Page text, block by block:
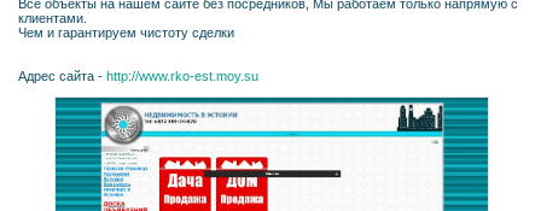
Все объекты на нашем сайте без посредников, Мы работаем только напрямую с
клиентами.
Чем и гарантируем чистоту сделки
Адрес сайта - http://www.rko-est.moy.su